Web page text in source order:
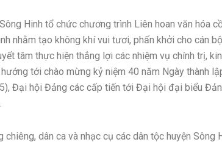
Hinh tổ chức chương trình Liên hoan văn hóa
nhằm tạo không khí vui tươi, phấn khởi cho cán
tâm thực hiện thắng lợi các nhiệm vụ chính trị,
tới chào mừng kỷ niệm 40 năm Ngày thành
Đại hội Đảng các cấp tiến tới Đại hội đại biểu
chiêng, dân ca và nhạc cụ các dân tộc huyện Sông